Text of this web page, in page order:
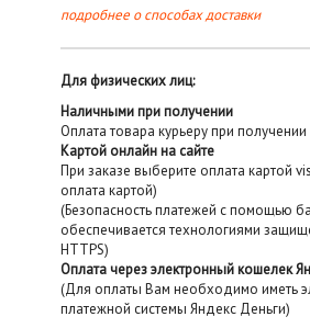
подробнее о способах доставки
Для физических лиц:
Наличными при получении
Оплата товара курьеру при получении
Картой онлайн на сайте
При заказе выберите оплата картой
оплата картой)
(Безопасность платежей с помощью
обеспечивается технологиями
HTTPS)
Оплата через электронный кошелек
(Для оплаты Вам необходимо иметь
платежной системы Яндекс Деньги)